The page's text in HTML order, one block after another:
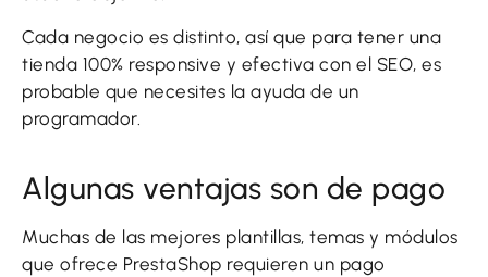
Cada negocio es distinto, así que para tener una
tienda 100% responsive y efectiva con el SEO, es
probable que necesites la ayuda de un
programador.
Algunas ventajas son de pago
Muchas de las mejores plantillas, temas y módulos
que ofrece PrestaShop requieren un pago